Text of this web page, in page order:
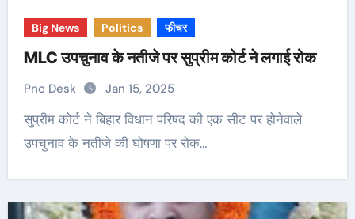
Big News Politics फीचर
MLC उपचुनाव के नतीजे पर सुप्रीम कोर्ट ने लगाई रोक
Pnc Desk Jan 15, 2025
सुप्रीम कोर्ट ने बिहार विधान परिषद की एक सीट पर होनेवाले
उपचुनाव के नतीजे की घोषणा पर रोक…